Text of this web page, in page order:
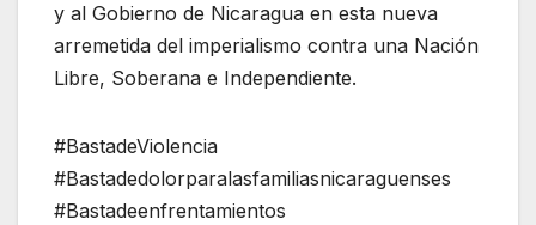
y al Gobierno de Nicaragua en esta nueva
arremetida del imperialismo contra una Nación
Libre, Soberana e Independiente.
#BastadeViolencia
#Bastadedolorparalasfamiliasnicaraguenses
#Bastadeenfrentamientos